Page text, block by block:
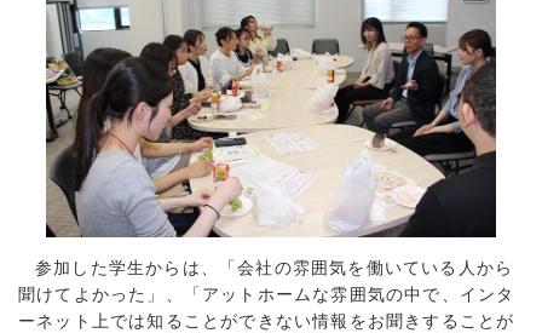
参加した学生からは、「会社の雰囲気を働いている人から
聞けてよかった」、「アットホームな雰囲気の中で、インタ
ーネット上では知ることができない情報をお聞きすることが